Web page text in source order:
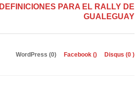
DEFINICIONES PARA EL RALLY DE
GUALEGUAY
WordPress (0) Facebook () Disqus (0 )